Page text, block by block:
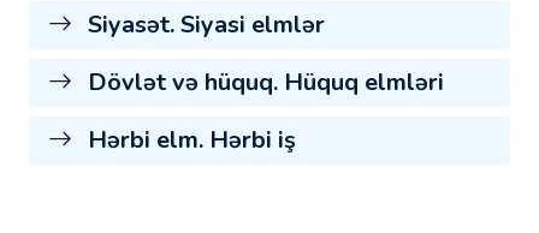
Siyasət. Siyasi elmlər
Dövlət və hüquq. Hüquq elmləri
Hərbi elm. Hərbi iş